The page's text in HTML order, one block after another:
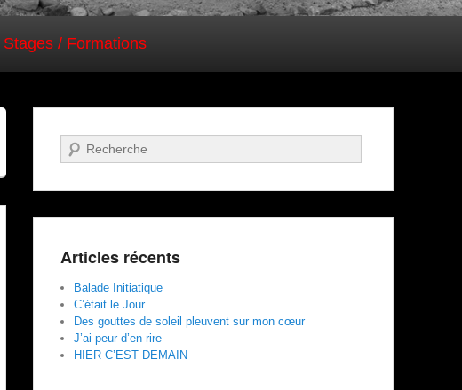
Stages / Formations
Recherche
Articles récents
Balade Initiatique
C’était le Jour
Des gouttes de soleil pleuvent sur mon cœur
J’ai peur d’en rire
HIER C’EST DEMAIN